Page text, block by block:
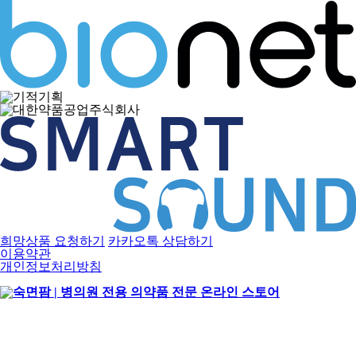
희망상품 요청하기
카카오톡 상담하기
이용약관
개인정보처리방침